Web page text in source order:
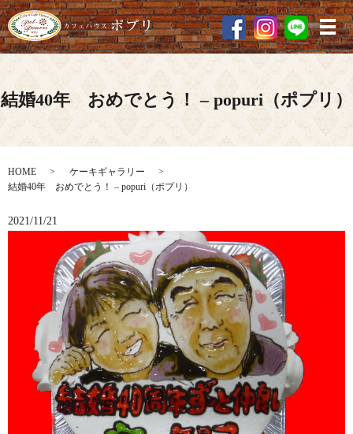
メ
結婚40年 おめでとう！ – popuri（ポプリ）
HOME
ケーキギャラリー
結婚40年 おめでとう！ – popuri（ポプリ）
2021/11/21